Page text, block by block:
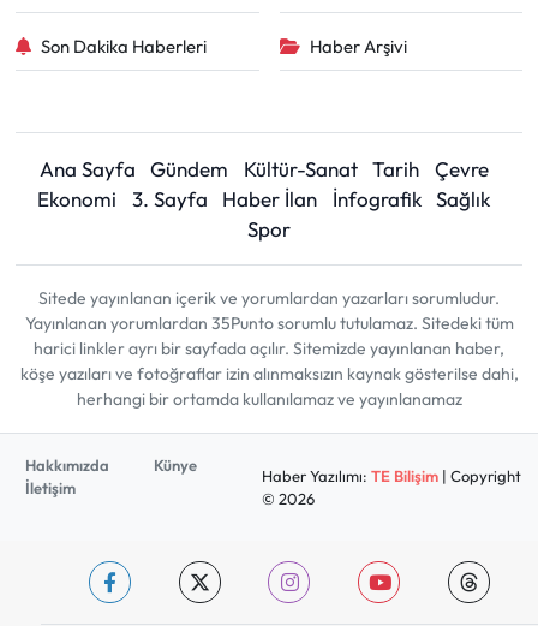
Son Dakika Haberleri Haber Arşivi
Ana Sayfa Gündem Kültür-Sanat Tarih
Çevre
Ekonomi
3. Sayfa Haber İlan İnfografik Sağlık
Spor
Sitede yayınlanan içerik ve yorumlardan yazarları sorumludur.
Yayınlanan yorumlardan 35Punto sorumlu tutulamaz. Sitedeki tüm
harici linkler ayrı bir sayfada açılır. Sitemizde yayınlanan haber,
köşe yazıları ve fotoğraflar izin alınmaksızın kaynak gösterilse dahi,
herhangi bir ortamda kullanılamaz ve yayınlanamaz
Hakkımızda
Künye
İletişim
Haber Yazılımı: TE Bilişim| Copyright
© 2026